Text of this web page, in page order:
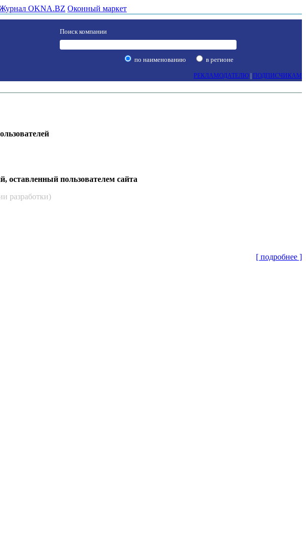
OKNA.BZ Оконный маркет
Поиск компании
по наименованию в регионе
РЕКЛАМОДАТЕЛЮ ПОДПИСЧИКАМ
оставленный пользователем сайта
разработки)
[ подробнее ]